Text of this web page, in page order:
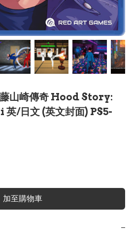
藤山崎傳奇 Hood Story:
/日文 (英文封面) PS5-
加至購物車
−